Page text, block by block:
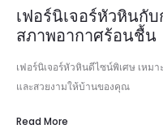
เฟอร์นิเจอร์หัวหินกั
สภาพอากาศร้อนชื้น
เฟอร์นิเจอร์หัวหินดีไซน์พิเศษ เห
และสวยงามให้บ้านของคุณ
Read More